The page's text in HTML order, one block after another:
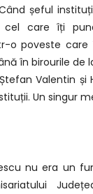
șeful
cel care îți
o poveste
în birourile de
Valentin și
Un singur
nu era un